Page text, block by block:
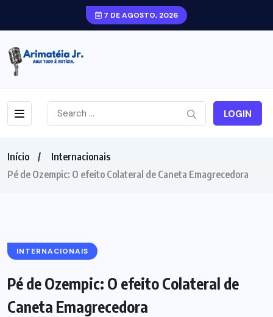
7 DE AGOSTO, 2026
LOGIN
Início
Internacionais
Pé de Ozempic: O efeito Colateral de Caneta Emagrecedora
INTERNACIONAIS
Pé de Ozempic: O efeito Colateral de
Caneta Emagrecedora